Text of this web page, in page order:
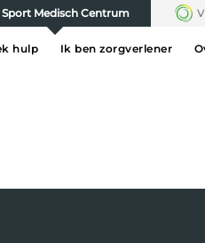
Sport Medisch Centrum
hulp Ik ben zorgverlener